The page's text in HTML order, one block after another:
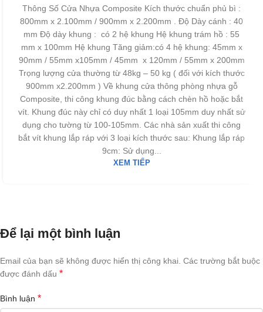
Thông Số Cửa Nhựa Composite Kích thước chuẩn phủ bì :
800mm x 2.100mm / 900mm x 2.200mm . Độ Dày cánh : 40
mm Độ dày khung : có 2 hệ khung Hệ khung trám hồ : 55
mm x 100mm Hệ khung Tăng giảm:có 4 hệ khung: 45mm x
90mm / 55mm x105mm / 45mm x 120mm / 55mm x 200mm
Trọng lượng cửa thường từ 48kg – 50 kg ( đối với kích thước
900mm x2.200mm ) Về khung cửa thông phòng nhựa gỗ
Composite, thi công khung đúc bằng cách chèn hồ hoặc bắt
vít. Khung đúc này chỉ có duy nhất 1 loại 105mm duy nhất sử
dụng cho tường từ 100-105mm. Các nhà sản xuất thi công
bắt vít khung lắp ráp với 3 loại kích thước sau: Khung lắp ráp
9cm: Sử dụng...
XEM TIẾP
Để lại một bình luận
Email của bạn sẽ không được hiển thị công khai. Các trường bắt buộc
được đánh dấu *
Bình luận *